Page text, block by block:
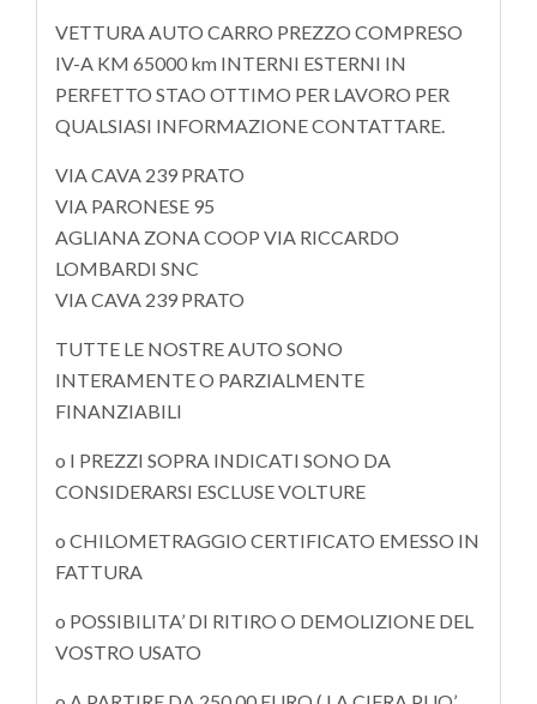
VETTURA AUTO CARRO PREZZO COMPRESO
IV-A KM 65000 km INTERNI ESTERNI IN
PERFETTO STAO OTTIMO PER LAVORO PER
QUALSIASI INFORMAZIONE CONTATTARE.
VIA CAVA 239 PRATO
VIA PARONESE 95
AGLIANA ZONA COOP VIA RICCARDO
LOMBARDI SNC
VIA CAVA 239 PRATO
TUTTE LE NOSTRE AUTO SONO
INTERAMENTE O PARZIALMENTE
FINANZIABILI
o I PREZZI SOPRA INDICATI SONO DA
CONSIDERARSI ESCLUSE VOLTURE
o CHILOMETRAGGIO CERTIFICATO EMESSO IN
FATTURA
o POSSIBILITA’ DI RITIRO O DEMOLIZIONE DEL
VOSTRO USATO